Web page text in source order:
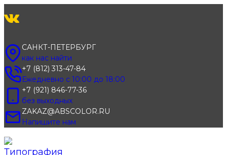
к
САНКТ-ПЕТЕРБУРГ
как нас найти
+7 (812) 313-47-84
Ежедневно с 10:00 до 18:00
+7 (921) 846-77-36
без выходных
ZAKAZ@ABSCOLOR.RU
Напишите нам